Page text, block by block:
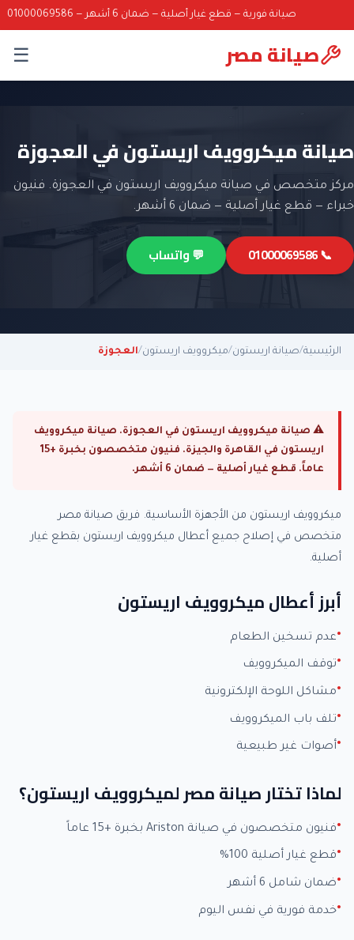
صيانة فورية — قطع غيار أصلية — ضمان 6 أشهر — 01000069586
صيانة مصر ☰
صيانة ميكروويف اريستون في العجوزة
مركز متخصص في صيانة ميكروويف اريستون في العجوزة. فنيون
خبراء — قطع غيار أصلية — ضمان 6 أشهر.
📞 01000069586 💬 واتساب
الرئيسية/صيانة اريستون/ميكروويف اريستون/العجوزة
⚠ صيانة ميكروويف اريستون في العجوزة. صيانة ميكروويف
اريستون في القاهرة والجيزة. فنيون متخصصون بخبرة +15
عاماً. قطع غيار أصلية — ضمان 6 أشهر.
ميكروويف اريستون من الأجهزة الأساسية. فريق صيانة مصر
متخصص في إصلاح جميع أعطال ميكروويف اريستون بقطع غيار
أصلية.
أبرز أعطال ميكروويف اريستون
عدم تسخين الطعام
توقف الميكروويف
مشاكل اللوحة الإلكترونية
تلف باب الميكروويف
أصوات غير طبيعية
لماذا تختار صيانة مصر لميكروويف اريستون؟
فنيون متخصصون في صيانة Ariston بخبرة +15 عاماً
قطع غيار أصلية 100%
ضمان شامل 6 أشهر
خدمة فورية في نفس اليوم